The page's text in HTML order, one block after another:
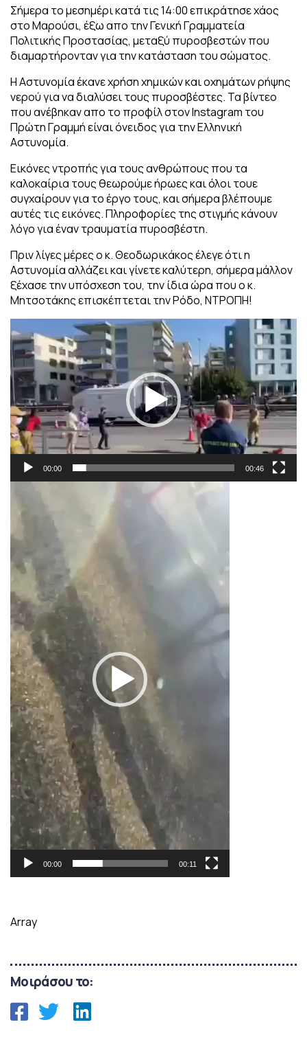
Σήμερα το μεσημέρι κατά τις 14:00 επικράτησε χάος
στο Μαρούσι, έξω απο την Γενική Γραμματεία
Πολιτικής Προστασίας, μεταξύ πυροσβεστών που
διαμαρτήρονταν για την κατάσταση του σώματος.
Η Αστυνομία έκανε χρήση χημικών και οχημάτων ρήψης
νερού για να διαλύσει τους πυροσβέστες. Τα βίντεο
που ανέβηκαν απο το προφίλ στον Instagram του
Πρώτη Γραμμή είναι όνειδος για την Ελληνική
Αστυνομία.
Εικόνες ντροπής για τους ανθρώπους που τα
καλοκαίρια τους θεωρούμε ήρωες και όλοι τουε
συγχαίρουν για το έργο τους, και σήμερα βλέπουμε
αυτές τις εικόνες. Πληροφορίες της στιγμής κάνουν
λόγο για έναν τραυματία πυροσβέστη.
Πριν λίγες μέρες ο κ. Θεοδωρικάκος έλεγε ότι η
Αστυνομία αλλάζει και γίνετε καλύτερη, σήμερα μάλλον
ξέχασε την υπόσχεση του, την ίδια ώρα που ο κ.
Μητσοτάκης επισκέπτεται την Ρόδο, ΝΤΡΟΠΗ!
Αναπαραγωγής
Βίντεο
00:00 00:46
Αναπαραγωγής
Βίντεο
00:00 00:11
Array
Μοιράσου το: